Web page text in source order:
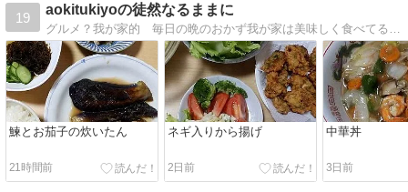
19
aokitukiyoの徒然なるままに
鰊とお茄子の炊いたん
21時間前
ネギ入りから揚げ
2日前
中華丼
3日前